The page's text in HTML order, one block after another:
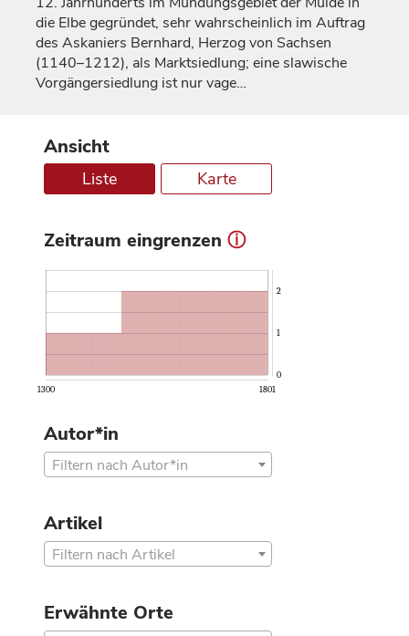
die Elbe gegründet, sehr wahrscheinlich im Auftrag
des Askaniers Bernhard, Herzogvon Sachsen
(1140–1212), als Marktsiedlung; eine slawische
Vorgängersiedlung ist nur vage…
Ansicht
Liste Karte
Zeitraum eingrenzen ⓘ
1300 1801
0
1
2
Autor*in
Filtern nach Autor*in
Artikel
Filtern nach Artikel
Erwähnte Orte